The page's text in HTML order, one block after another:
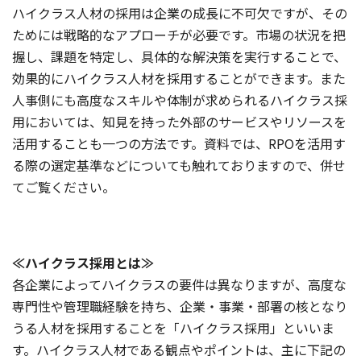
ハイクラス人材の採用は企業の成長に不可欠ですが、その
ためには戦略的なアプローチが必要です。市場の状況を把
握し、課題を特定し、具体的な解決策を実行することで、
効果的にハイクラス人材を採用することができます。また
人事側にも高度なスキルや体制が求められるハイクラス採
用においては、知見を持った外部のサービスやリソースを
活用することも一つの方法です。資料では、RPOを活用す
る際の選定基準などについても触れておりますので、併せ
てご覧ください。
≪ハイクラス採用とは≫
各企業によってハイクラスの要件は異なりますが、高度な
専門性や管理職経験を持ち、企業・事業・部署の核となり
うる人材を採用することを「ハイクラス採用」といいま
す。ハイクラス人材である観点やポイントは、主に下記の